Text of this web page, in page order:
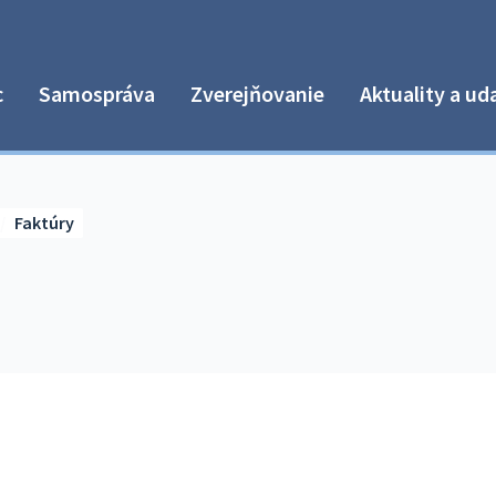
Samospráva Zverejňovanie Aktuality a
Faktúry